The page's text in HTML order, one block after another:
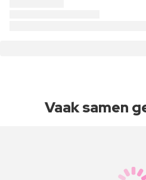
Vaak samen